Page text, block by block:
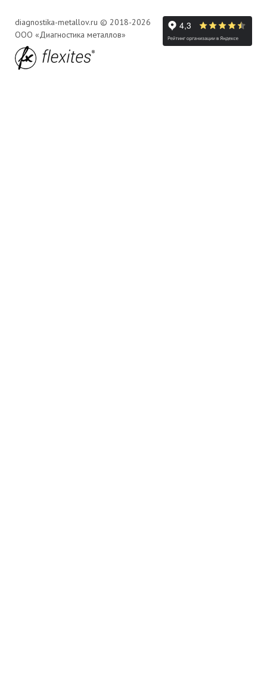
diagnostika-metallov.ru © 2018-2026
ООО «Диагностика металлов»